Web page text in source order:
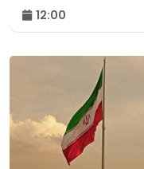
12:00